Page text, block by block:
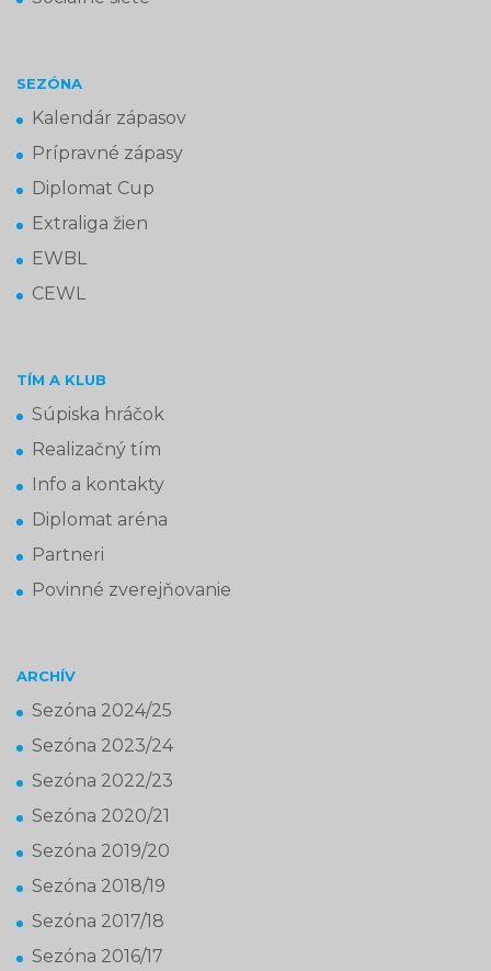
SEZÓNA
Kalendár zápasov
Prípravné zápasy
Diplomat Cup
Extraliga žien
EWBL
CEWL
TÍM A KLUB
Súpiska hráčok
Realizačný tím
Info a kontakty
Diplomat aréna
Partneri
Povinné zverejňovanie
ARCHÍV
Sezóna 2024/25
Sezóna 2023/24
Sezóna 2022/23
Sezóna 2020/21
Sezóna 2019/20
Sezóna 2018/19
Sezóna 2017/18
Sezóna 2016/17